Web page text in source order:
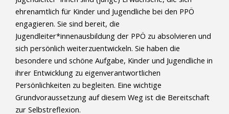
ehrenamtlich für Kinder und Jugendliche bei den PPÖ
engagieren. Sie sind bereit, die
Jugendleiter*innenausbildung der PPÖ zu absolvieren und
sich persönlich weiterzuentwickeln. Sie haben die
besondere und schöne Aufgabe, Kinder und Jugendliche in
ihrer Entwicklung zu eigenverantwortlichen
Persönlichkeiten zu begleiten. Eine wichtige
Grundvoraussetzung auf diesem Weg ist die Bereitschaft
zur Selbstreflexion.